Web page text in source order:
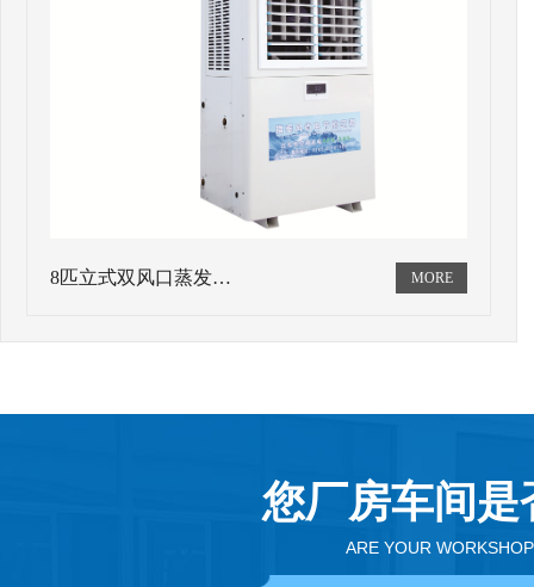
8匹立式双风口蒸发…
您厂房车间
ARE YOUR